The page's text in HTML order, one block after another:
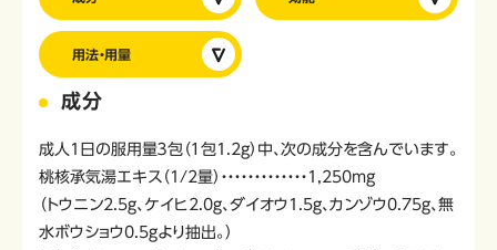
用法・用量
成分
成人1日の服用量３包（１包1.2g）中、次の成分を含んでいます。
桃核承気湯エキス（1/2量）・・・・・・・・・・・・・1,250mg
（トウニン2.5ｇ、ケイヒ2.0ｇ、ダイオウ1.5ｇ、カンゾウ0.75ｇ、無
水ボウショウ0.5ｇより抽出。）